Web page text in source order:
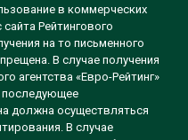
в коммерческих
Рейтингового
на то письменного
В случае получения
агентства «Евро-Рейтинг»
последующее
должна осуществляться
В случае